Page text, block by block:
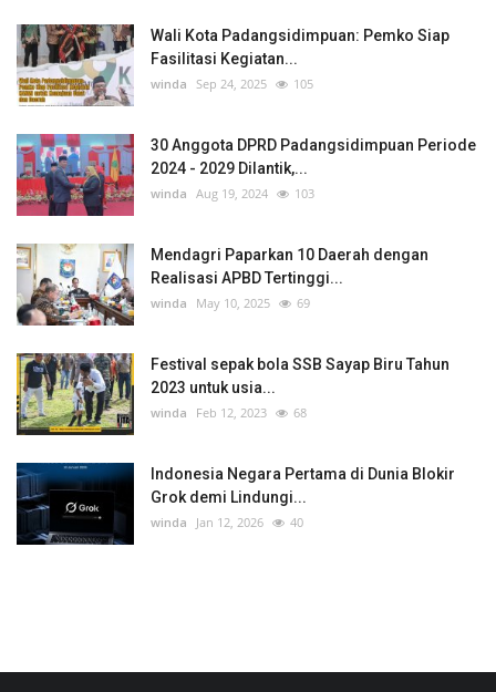
Wali Kota Padangsidimpuan: Pemko Siap
Fasilitasi Kegiatan...
winda Sep 24, 2025 105
30 Anggota DPRD Padangsidimpuan Periode
2024 - 2029 Dilantik,...
winda Aug 19, 2024 103
Mendagri Paparkan 10 Daerah dengan
Realisasi APBD Tertinggi...
winda May 10, 2025 69
Festival sepak bola SSB Sayap Biru Tahun
2023 untuk usia...
winda Feb 12, 2023 68
Indonesia Negara Pertama di Dunia Blokir
Grok demi Lindungi...
winda Jan 12, 2026 40